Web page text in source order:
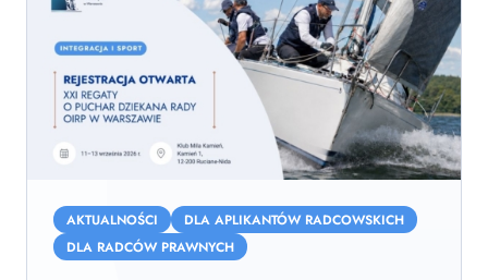
RegatyAKTUALNOŚCI
DLA APLIKANTÓW RADCOWSKICH
DLA RADCÓW PRAWNYCH